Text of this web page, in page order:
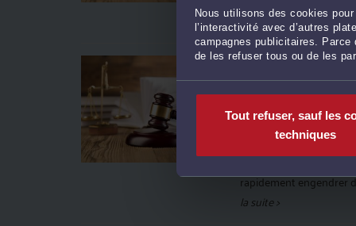
Nous utilisons des cookies
l’interactivité avec d’autres
campagnes publicitaires.
de les refuser tous ou de les
Tout refuser, sauf les
techniques
observé, guetté.
DIAGNOSTIC ERRONÉ
ParJeremy MAINGUYle
Lors de l’acquisition
individuel, la fiabilité
d’Assainissement Non
rapidement engendrer
la suite >